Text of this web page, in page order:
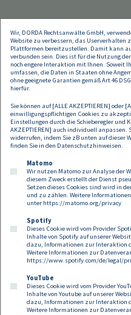
Kontakt Datenschutz
Compliance
Cookies
Wir, DORDA Rechtsanwälte GmbH,
Website zu verbessern, das Userverhalten
Plattformen bereitzustellen. Damit kann
verbunden sein. Dies ist für die Nutzung
noch engere Interaktion mit Ihnen. Soweit
umfassen, die Daten in Staaten ohne
ohne geeignete Garantien gemäß Art 46
hierfür.
Sie können auf [ALLE AKZEPTIEREN] oder
einwilligungspflichtigen Cookies zu
Einstellungen durch die Schieberegler und
AKZEPTIEREN] auch individuell
widerrufen, indem Sie zB unten auf dieser
finden Sie in den Datenschutzhinweisen.
Matomo
Wir nutzen Matomo zur Analyse der
diesem Zweck erstellt der Dienst
Setzen dieses Cookies sind wird in
und zu zählen. Weitere
unter https://matomo.org/privacy
Spotify
Dieses Cookie wird vom Provider
Inhalte von Spotify auf unserer
dazu, Informationen zur Interaktion
Weitere Informationen zur
https://www.spotify.com/de/legal/
YouTube
Dieses Cookie wird vom Provider
Inhalte von Youtube auf unserer
dazu, Informationen zur Interaktion
Weitere Informationen zur
Follow us on: